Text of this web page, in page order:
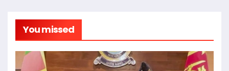
You missed